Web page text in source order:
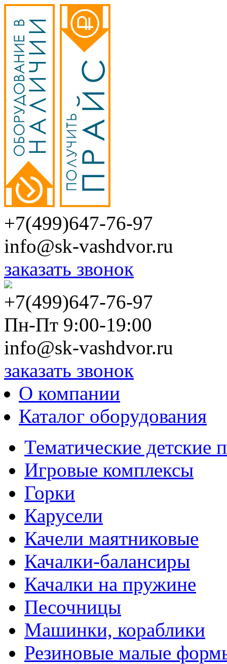
+7(499)647-76-97
info@sk-vashdvor.ru
заказать звонок
+7(499)647-76-97
Пн-Пт 9:00-19:00
info@sk-vashdvor.ru
заказать звонок
О компании
Каталог оборудования
Тематические детские
Игровые комплексы
Горки
Карусели
Качели маятниковые
Качалки-балансиры
Качалки на пружине
Песочницы
Машинки, кораблики
Резиновые малые